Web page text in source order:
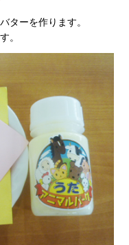
ターを作ります。
。